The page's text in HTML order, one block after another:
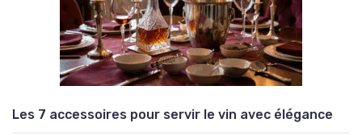
Les 7 accessoires pour servir le vin avec élégance